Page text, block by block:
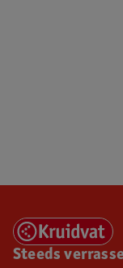
Steeds